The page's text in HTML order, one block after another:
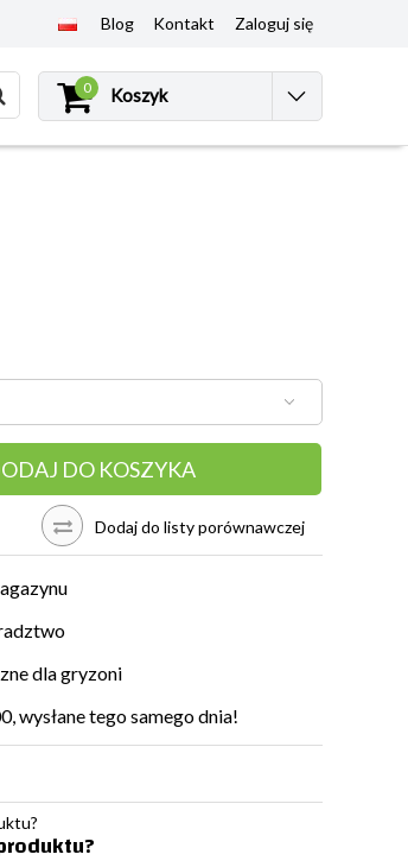
Blog Kontakt Zaloguj się
0 Koszyk
DO KOSZYKA
Dodaj do listy porównawczej
dla gryzoni
wysłane tego samego dnia!